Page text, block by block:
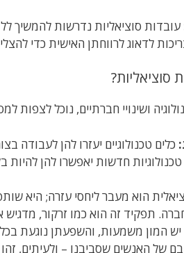
עובדות סוציאליות נדרשות להמשיך
לדאוג לרווחתן האישית כדי
סוציאליות?
ושינויי חברתיים, נוכל לצפות
כלים טכנולוגיים יעזרו להן לעבודה
טכנולוגיות חדשות יאפשרו להן להיות
הוא מעבר ליחסי עזרה; היא
תפקיד זה הוא כמו זרקור,
יש המון משמעות, והשפעתן נוגעת
של האנשים שסביבנו – ולעיתים,